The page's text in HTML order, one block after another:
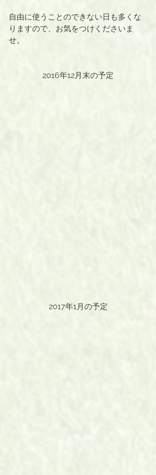
自由に使うことのできない日も多くな
りますので、お気をつけくださいま
せ。
2016年12月末の予定
2017年1月の予定